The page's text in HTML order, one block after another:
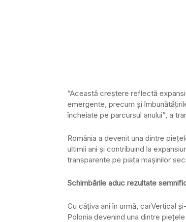
”Această creștere reflectă
emergente, precum și
încheiate pe parcursul anului”, a
România a devenit una dintre
ultimii ani și contribuind la
transparente pe piața mașinilor
Schimbările aduc rezultate
Cu câțiva ani în urmă, carVertical
Polonia devenind una dintre